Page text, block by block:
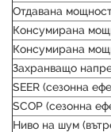
Отдавана
Консумирана
Консумирана
Захранващо
SEER (сезонна
SCOP (сезонна
Ниво на шум